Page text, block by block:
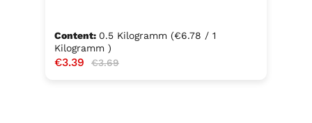
Content: 0.5 Kilogramm (€6.78 / 1
Kilogramm )
Sale price:
€3.39 Regular price:
€3.69